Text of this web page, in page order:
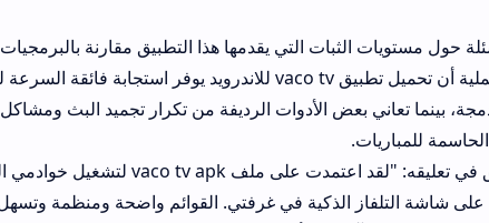
التي يقدمها هذا التطبيق مقارنة بالبرمجيات المنافسة
التقليدية. وتبين التقييمات العملية أن تحميل تطبيق vaco tv للاندرويد يوفر استجابة فائقة السرعة للملفات الكبيرة
بعض الأدوات الرديفة من تكرار تجميد البث ومشاكل تأخر الصوت عن
يوضح أحد مستخدمي التطبيق في تعليقه: "لقد اعتمدت على ملف vaco tv apk لتشغيل خوادمي المفضلة وتفاجأت
الذكية في غرفتي. القوائم واضحة ومنظمة وتسهل علي تصفح